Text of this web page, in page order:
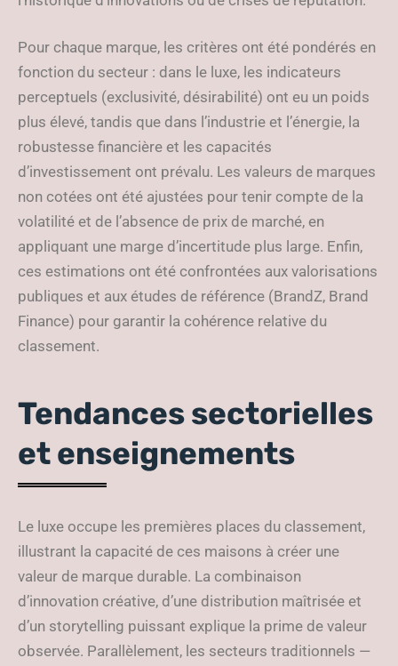
Pour chaque marque, les critères ont été pondérés en
fonction du secteur : dans le luxe, les indicateurs
perceptuels (exclusivité, désirabilité) ont eu un poids
plus élevé, tandis que dans l’industrie et l’énergie, la
robustesse financière et les capacités
d’investissement ont prévalu. Les valeurs de marques
non cotées ont été ajustées pour tenir compte de la
volatilité et de l’absence de prix de marché, en
appliquant une marge d’incertitude plus large. Enfin,
ces estimations ont été confrontées aux valorisations
publiques et aux études de référence (BrandZ, Brand
Finance) pour garantir la cohérence relative du
classement.
Tendances sectorielles
et enseignements
Le luxe occupe les premières places du classement,
illustrant la capacité de ces maisons à créer une
valeur de marque durable. La combinaison
d’innovation créative, d’une distribution maîtrisée et
d’un storytelling puissant explique la prime de valeur
observée. Parallèlement, les secteurs traditionnels —